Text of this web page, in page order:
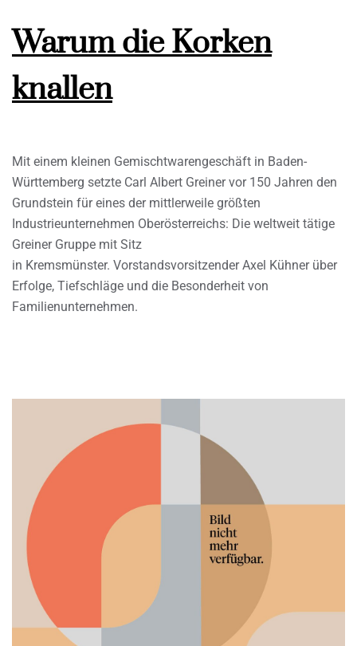
Warum die Korken
knallen
Mit einem kleinen Gemischtwarengeschäft in Baden-
Württemberg setzte Carl Albert Greiner vor 150 Jahren den
Grundstein für eines der mittlerweile größten
Industrieunternehmen Oberösterreichs: Die weltweit tätige
Greiner Gruppe mit Sitz
in Kremsmünster. Vorstandsvorsitzender Axel Kühner über
Erfolge, Tiefschläge und die Besonderheit von
Familienunternehmen.